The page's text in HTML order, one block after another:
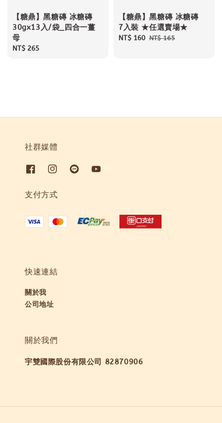
【糖鼎】黑糖磚 冰糖磚
30gx13入/袋_四合一薑
母
Regular
NT$ 265
【糖鼎】黑糖磚 冰糖磚
7入裝 ★任選賣場★
Sale
NT$ 160 Regular
NT$ 165
社群媒體
支付方式
快速連結
關於我
公司地址
關於我們
宇雙國際股份有限公司 82870906